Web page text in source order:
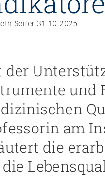
und führen
fördern
Seifert31.10.2025
der
und
am
die